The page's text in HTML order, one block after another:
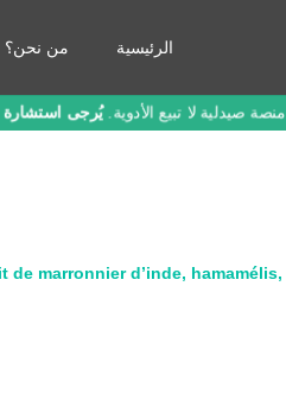
الرئيسية من نحن؟
منصة صيدلية لا تبيع الأدوية.يُرجى استشارة
de marronnier d’inde, hamamélis,